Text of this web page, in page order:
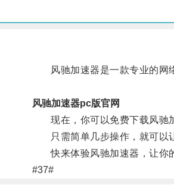
风驰加速器是一款专业的网络
风驰加速器pc版官网
现在，你可以免费下载风驰加
只需简单几步操作，就可以让
快来体验风驰加速器，让你的
#37#